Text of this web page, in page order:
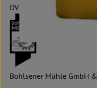
DV
Bohlsener Mühle GmbH &